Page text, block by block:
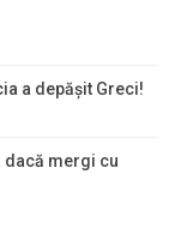
a depășit Greci!
dacă mergi cu